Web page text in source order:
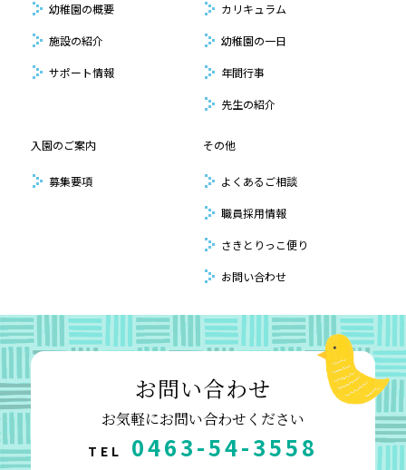
幼稚園の概要
施設の紹介
サポート情報
カリキュラム
幼稚園の一日
年間行事
先生の紹介
入園のご案内
募集要項
その他
よくあるご相談
職員採用情報
さきとりっこ便り
お問い合わせ
お問い合わせ
お気軽にお問い合わせください
TEL 0463-54-3558